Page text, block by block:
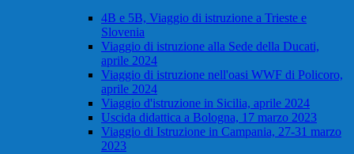
4B e 5B, Viaggio di istruzione a Trieste e
Slovenia
Viaggio di istruzione alla Sede della Ducati,
aprile 2024
Viaggio di istruzione nell'oasi WWF di Policoro,
aprile 2024
Viaggio d'istruzione in Sicilia, aprile 2024
Uscida didattica a Bologna, 17 marzo 2023
Viaggio di Istruzione in Campania, 27-31 marzo
2023